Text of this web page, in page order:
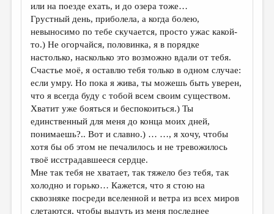
или на поезде ехать, и до озера тоже…
Грустный день, приболела, а когда болею,
невыносимо по тебе скучается, просто ужас какой-
то.) Не огорчайся, половинка, я в порядке
настолько, насколько это возможно вдали от тебя.
Счастье моё, я оставлю тебя только в одном случае:
если умру. Но пока я жива, ты можешь быть уверен,
что я всегда буду с тобой всем своим существом.
Хватит уже бояться и беспокоиться.) Ты
единственный для меня до конца моих дней,
понимаешь?.. Вот и славно.) … …, я хочу, чтобы
хотя бы об этом не печалилось и не тревожилось
твоё исстрадавшееся сердце.
Мне так тебя не хватает, так тяжело без тебя, так
холодно и горько… Кажется, что я стою на
сквозняке посреди вселенной и ветра из всех миров
слетаются, чтобы выдуть из меня последнее